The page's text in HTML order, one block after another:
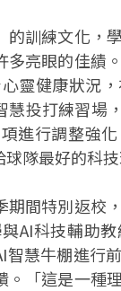
訓練文化，
亮眼的佳績
靈健康狀況
投打練習場
進行調整強
隊最好的科
間特別返校
AI科技輔助
慧牛棚進行
「這是一種